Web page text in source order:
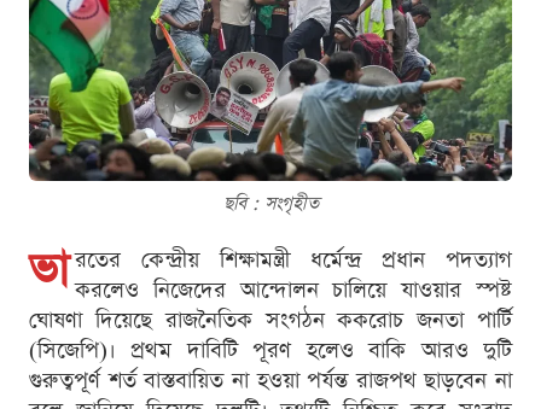
ছবি : সংগৃহীত
ভা রতের কেন্দ্রীয় শিক্ষামন্ত্রী ধর্মেন্দ্র প্রধান পদত্যাগ
করলেও নিজেদের আন্দোলন চালিয়ে যাওয়ার স্পষ্ট
ঘোষণা দিয়েছে রাজনৈতিক সংগঠন ককরোচ জনতা পার্টি
(সিজেপি)। প্রথম দাবিটি পূরণ হলেও বাকি আরও দুটি
গুরুত্বপূর্ণ শর্ত বাস্তবায়িত না হওয়া পর্যন্ত রাজপথ ছাড়বেন না